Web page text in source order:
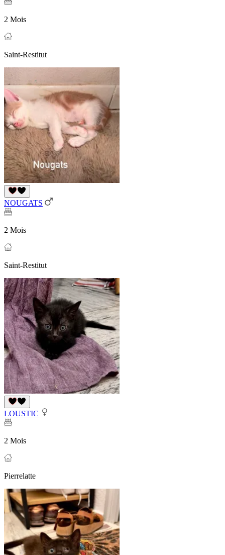
2 Mois
Saint-Restitut
NOUGATS
2 Mois
Saint-Restitut
LOUSTIC
2 Mois
Pierrelatte